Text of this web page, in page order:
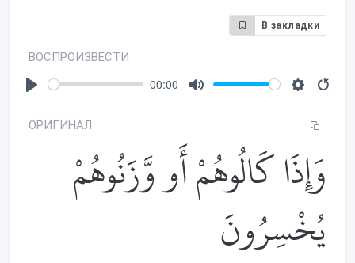
В закладки
ВОСПРОИЗВЕСТИ
l
00:00
e
t
i
g
s
ОРИГИНАЛ
وَإِذَا كَالُوهُمْ أَو وَّزَنُوهُمْ
يُخْسِرُونَ